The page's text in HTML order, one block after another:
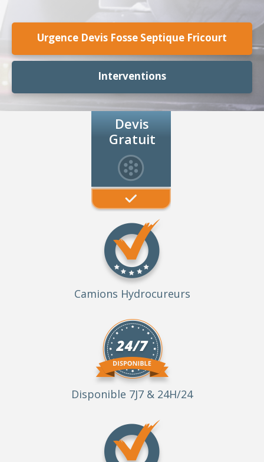
Urgence Devis Fosse Septique Fricourt
Interventions
Devis
Gratuit
Camions Hydrocureurs
Disponible 7J7 & 24H/24